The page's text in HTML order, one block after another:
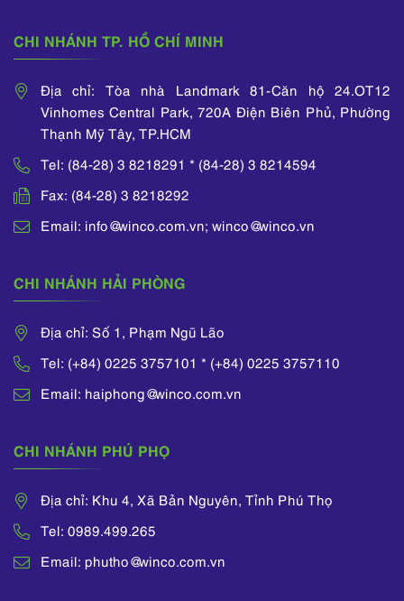
CHI NHÁNH TP. HỒ CHÍ MINH
Địa chỉ: Tòa nhà Landmark 81-Căn hộ 24.OT12
Vinhomes Central Park, 720A Điện Biên Phủ, Phường
Thạnh Mỹ Tây, TP.HCM
Tel: (84-28) 3 8218291 * (84-28) 3 8214594
Fax: (84-28) 3 8218292
Email: info@winco.com.vn; winco@winco.vn
CHI NHÁNH HẢI PHÒNG
Địa chỉ: Số 1, Phạm Ngũ Lão
Tel: (+84) 0225 3757101 * (+84) 0225 3757110
Email: haiphong@winco.com.vn
CHI NHÁNH PHÚ PHỌ
Địa chỉ: Khu 4, Xã Bản Nguyên, Tỉnh Phú Thọ
Tel: 0989.499.265
Email: phutho@winco.com.vn